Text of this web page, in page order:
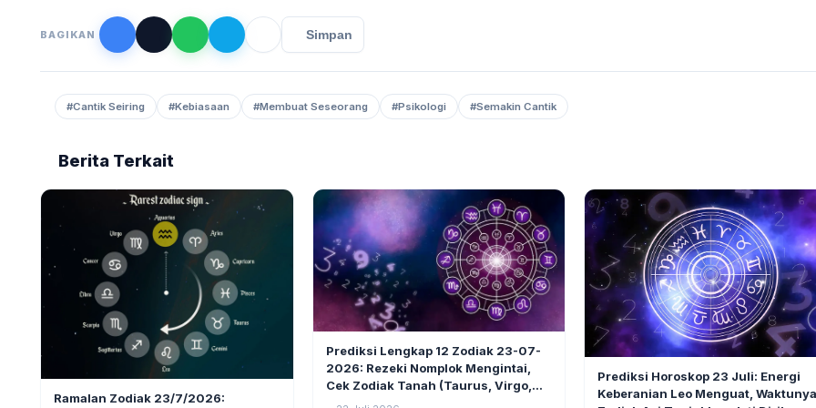
BAGIKAN Simpan
#Cantik Seiring #Kebiasaan #Membuat Seseorang #Psikologi #Semakin Cantik
Berita Terkait
Ramalan Zodiak 23/7/2026:
Prediksi Lengkap 12 Zodiak 23-07-
2026: Rezeki Nomplok Mengintai,
Cek Zodiak Tanah (Taurus, Virgo,
Capricorn)!
Prediksi Horoskop 23 Juli: Energi
Keberanian Leo Menguat,